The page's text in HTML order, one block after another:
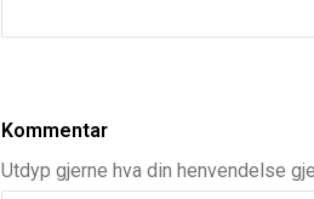
Kommentar
Utdyp gjerne hva din henvendelse